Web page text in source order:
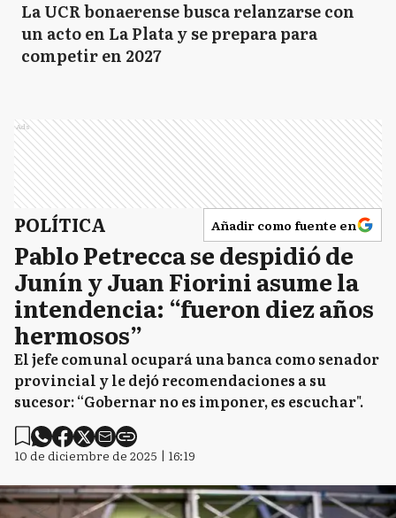
La UCR bonaerense busca relanzarse con
un acto en La Plata y se prepara para
competir en 2027
Ads
POLÍTICA Añadir como fuente en
Pablo Petrecca se despidió de
Junín y Juan Fiorini asume la
intendencia: “fueron diez años
hermosos”
El jefe comunal ocupará una banca como senador
provincial y le dejó recomendaciones a su
sucesor: “Gobernar no es imponer, es escuchar".
10 de diciembre de 2025 | 16:19